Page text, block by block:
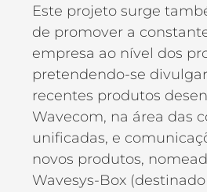
Este projeto surge
de promover a
empresa ao nível dos
pretendendo-se
recentes produtos
Wavecom, na área das
unificadas, e
novos produtos,
Wavesys-Box (destinado